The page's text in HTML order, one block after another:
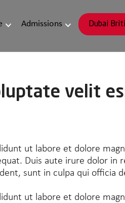
Admissions Dubai
velit
ut labore et dolore
Duis aute irure dolor
sunt in culpa qui officia
ut labore et dolore